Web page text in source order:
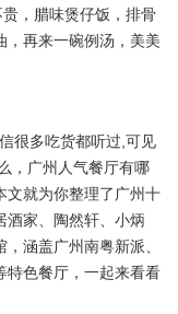
，腊味煲仔饭，排骨
，再来一碗例汤，美美
很多吃货都听过,可见
，广州人气餐厅有哪
文就为你整理了广州十
酒家、陶然轩、小炳
涵盖广州南粤新派、
特色餐厅，一起来看看